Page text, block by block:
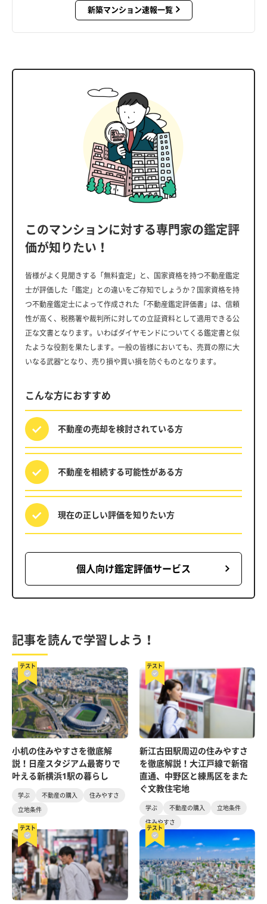
新築マンション速報一覧
このマンションに対する専門家の鑑定評
価が知りたい！
皆様がよく見聞きする「無料査定」と、国家資格を持つ不動産鑑定
士が評価した「鑑定」との違いをご存知でしょうか？国家資格を持
つ不動産鑑定士によって作成された「不動産鑑定評価書」は、信頼
性が高く、税務署や裁判所に対しての立証資料として適用できる公
正な文書となります。いわばダイヤモンドについてくる鑑定書と似
たような役割を果たします。一般の皆様においても、売買の際に大
いなる武器”となり、売り損や買い損を防ぐものとなります。
こんな方におすすめ
不動産の売却を検討されている方
不動産を相続する可能性がある方
現在の正しい評価を知りたい方
個人向け鑑定評価サービス
記事を読んで学習しよう！
テスト
小机の住みやすさを徹底解
説！日産スタジアム最寄りで
叶える新横浜1駅の暮らし
学ぶ 不動産の購入
住みやすさ
立地条件
テスト
新江古田駅周辺の住みやすさ
を徹底解説！大江戸線で新宿
直通、中野区と練馬区をまた
ぐ文教住宅地
学ぶ 不動産の購入
立地条件
住みやすさ
テスト テスト